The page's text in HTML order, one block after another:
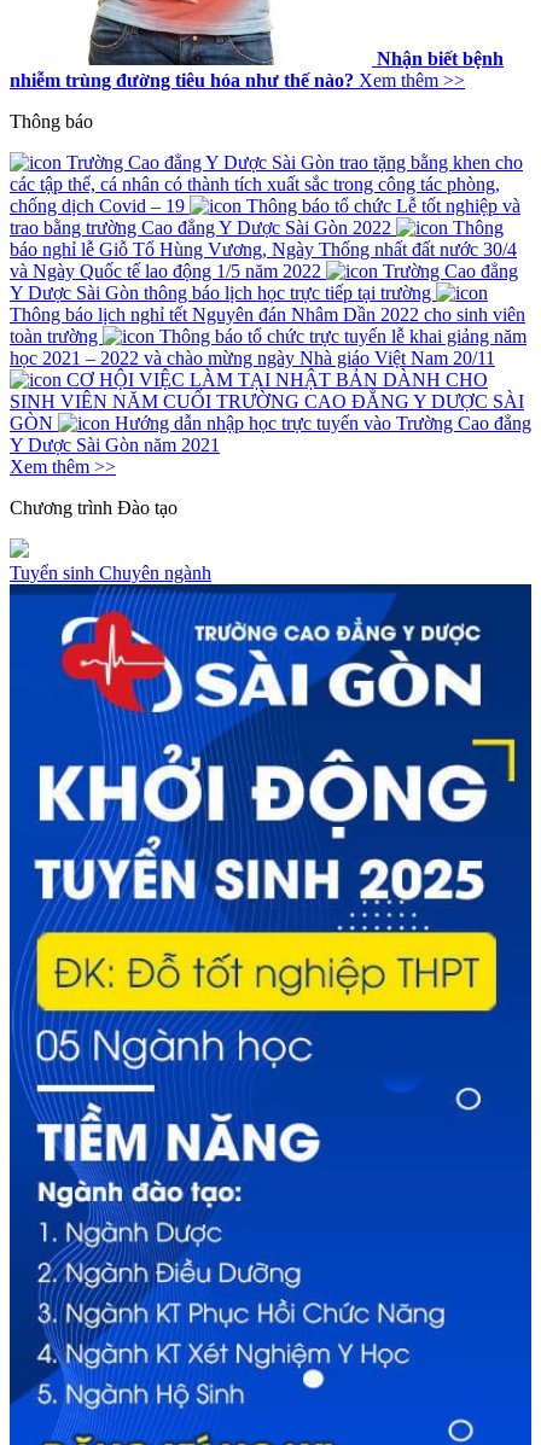
Nhận biết bệnh
nhiễm trùng đường tiêu hóa như thế nào? Xem thêm >>
Thông báo
Trường Cao đẳng Y Dược Sài Gòn trao tặng bằng khen cho
các tập thể, cá nhân có thành tích xuất sắc trong công tác phòng,
chống dịch Covid – 19
Thông báo tổ chức Lễ tốt nghiệp và
trao bằng trường Cao đẳng Y Dược Sài Gòn 2022
Thông
báo nghỉ lễ Giỗ Tổ Hùng Vương, Ngày Thống nhất đất nước 30/4
và Ngày Quốc tế lao động 1/5 năm 2022
Trường Cao đẳng
Y Dược Sài Gòn thông báo lịch học trực tiếp tại trường
Thông báo lịch nghỉ tết Nguyên đán Nhâm Dần 2022 cho sinh viên
toàn trường
Thông báo tổ chức trực tuyến lễ khai giảng năm
học 2021 – 2022 và chào mừng ngày Nhà giáo Việt Nam 20/11
CƠ HỘI VIỆC LÀM TẠI NHẬT BẢN DÀNH CHO
SINH VIÊN NĂM CUỐI TRƯỜNG CAO ĐẲNG Y DƯỢC SÀI
GÒN
Hướng dẫn nhập học trực tuyến vào Trường Cao đẳng
Y Dược Sài Gòn năm 2021
Xem thêm >>
Chương trình Đào tạo
Tuyển sinh Chuyên ngành